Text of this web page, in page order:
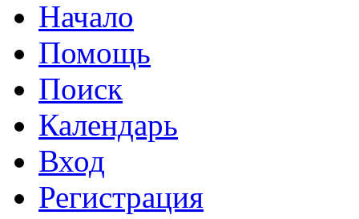
Начало
Помощь
Поиск
Календарь
Вход
Регистрация